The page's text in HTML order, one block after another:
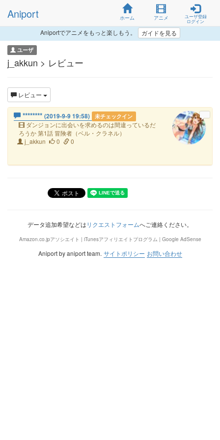
Aniport ホーム アニメ
ユーザ登録
ログイン
Aniportでアニメをもっと楽しもう。 ガイドを見る
ユーザ
j_akkun > レビュー
レビュー
******** (2019-9-9 19:58) 未チェックイン
ダンジョンに出会いを求めるのは間違っているだ
ろうか 第1話 冒険者（ベル・クラネル）
j_akkun
0 0
データ追加希望などはリクエストフォームへご連絡ください。
Amazon.co.jpアソシエイト | iTunesアフィリエイトプログラム | Google AdSense
Aniport by aniport team. サイトポリシー お問い合わせ